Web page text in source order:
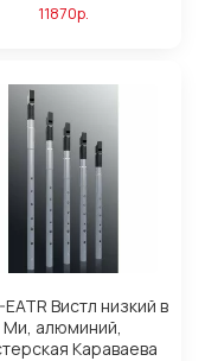
11870р.
Вистл низкий в
Ми, алюминий,
Караваева